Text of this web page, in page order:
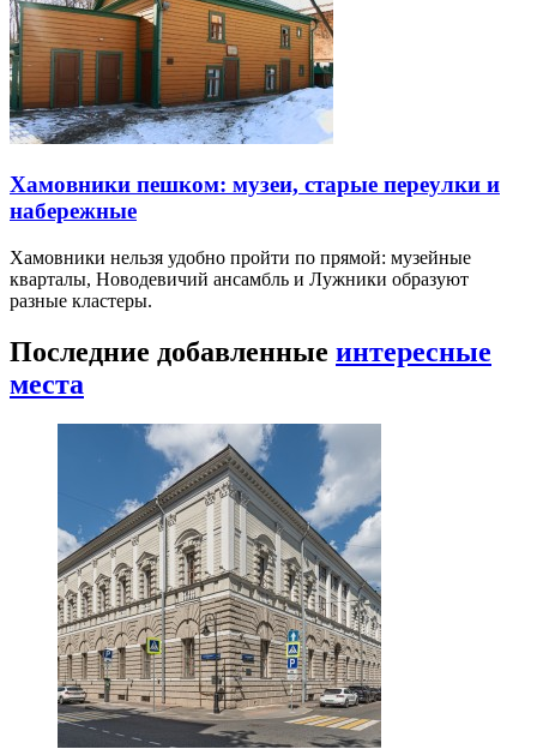
Хамовники пешком: музеи, старые переулки и
набережные
Хамовники нельзя удобно пройти по прямой: музейные
кварталы, Новодевичий ансамбль и Лужники образуют
разные кластеры.
Последние добавленные интересные
места